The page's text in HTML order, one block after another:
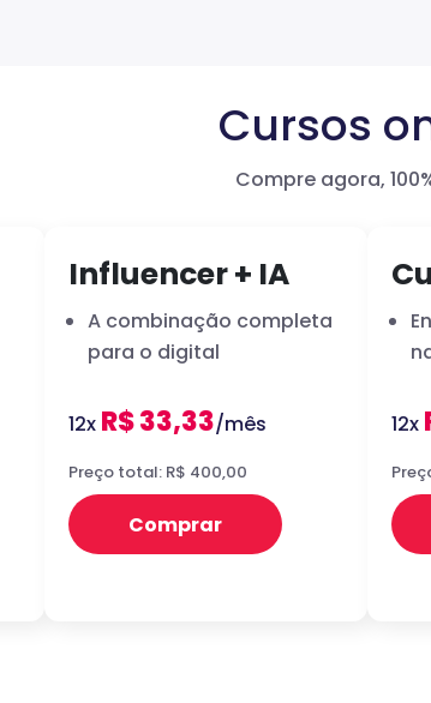
Cursos
Compre agora,
Influencer + IA
A combinação completa
para o digital
12x R$ 33,33/mês
Preço total: R$ 400,00
Comprar
12x